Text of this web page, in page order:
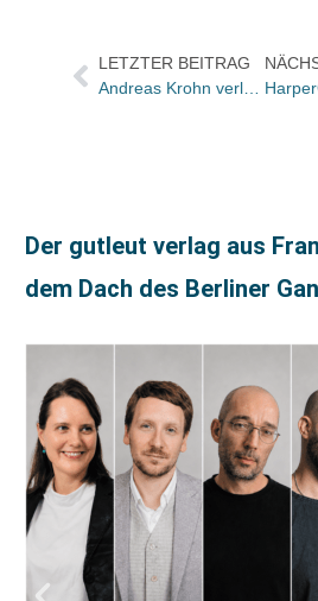
LETZTER BEITRAG
Andreas Krohn verlässt Arvato zum Jahresende
Der gutleut verlag aus
dem Dach des Berliner